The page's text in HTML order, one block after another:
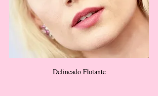
Delineado Flotante